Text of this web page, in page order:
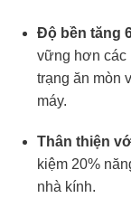
Độ bền tăng
vững hơn các
trạng ăn mòn
máy.
Thân thiện
kiệm 20%
nhà kính.